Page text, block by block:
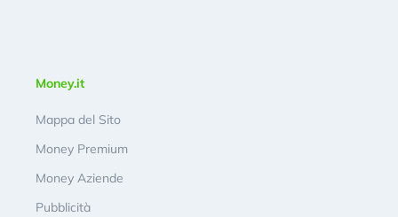
Money.it
Mappa del Sito
Money Premium
Money Aziende
Pubblicità